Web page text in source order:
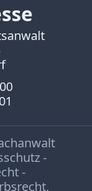
-
-
,